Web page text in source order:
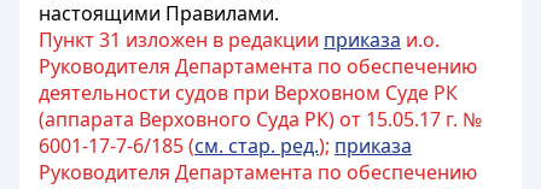
настоящими Правилами.
Пункт 31 изложен в редакции приказа и.о.
Руководителя Департамента по обеспечению
деятельности судов при Верховном Суде РК
(аппарата Верховного Суда РК) от 15.05.17 г. №
6001-17-7-6/185 (см. стар. ред.); приказа
Руководителя Департамента по обеспечению